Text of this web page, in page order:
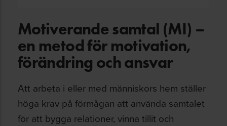
Motiverande samtal (MI) –
en metod för motivation,
förändring och ansvar
Att arbeta i eller med människors hem ställer
höga krav på förmågan att använda samtalet
för att bygga relationer, vinna tillit och